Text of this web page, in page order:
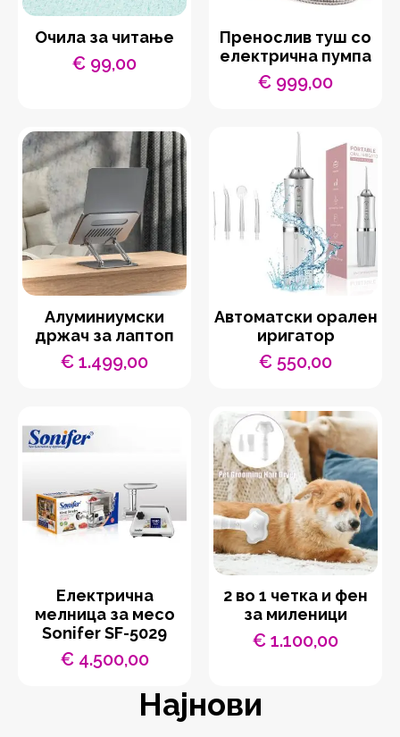
Очила за читање
€ 99,00
Пренослив туш со
електрична пумпа
€ 999,00
Aлуминиумски
држач за лаптоп
€ 1.499,00
Автоматски орален
иригатор
€ 550,00
Eлектрична
мелница за месо
Sonifer SF-5029
€4.500,00
2 во 1 четка и фен
за миленици
€ 1.100,00
Најнови